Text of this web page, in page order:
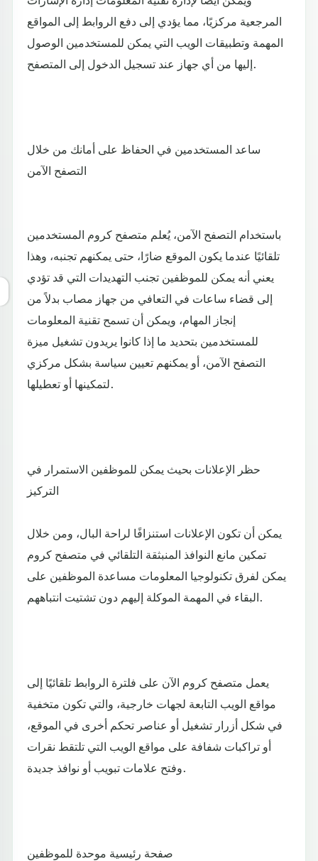
المرجعية مركزيًا، مما يؤدي إلى دفع الروابط إلى المواقع
المهمة وتطبيقات الويب التي يمكن للمستخدمين الوصول
إليها من أي جهاز عند تسجيل الدخول إلى المتصفح.
ساعد المستخدمين في الحفاظ على أمانك من خلال
التصفح الآمن
باستخدام التصفح الآمن، يُعلم متصفح كروم المستخدمين
تلقائيًا عندما يكون الموقع ضارًا، حتى يمكنهم تجنبه، وهذا
يعني أنه يمكن للموظفين تجنب التهديدات التي قد تؤدي
إلى قضاء ساعات في التعافي من جهاز مصاب بدلاً من
إنجاز المهام، ويمكن أن تسمح تقنية المعلومات
للمستخدمين بتحديد ما إذا كانوا يريدون تشغيل ميزة
التصفح الآمن، أو يمكنهم تعيين سياسة بشكل مركزي
لتمكينها أو تعطيلها.
حظر الإعلانات بحيث يمكن للموظفين الاستمرار في
التركيز
يمكن أن تكون الإعلانات استنزافًا لراحة البال، ومن خلال
تمكين مانع النوافذ المنبثقة التلقائي في متصفح كروم
يمكن لفرق تكنولوجيا المعلومات مساعدة الموظفين على
البقاء في المهمة الموكلة إليهم دون تشتيت انتباههم.
يعمل متصفح كروم الآن على فلترة الروابط تلقائيًا إلى
مواقع الويب التابعة لجهات خارجية، والتي تكون متخفية
في شكل أزرار تشغيل أو عناصر تحكم أخرى في الموقع،
أو تراكبات شفافة على مواقع الويب التي تلتقط نقرات
وفتح علامات تبويب أو نوافذ جديدة.
صفحة رئيسية موحدة للموظفين